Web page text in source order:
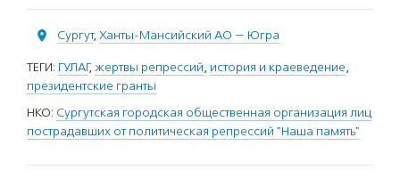
Сургут, Ханты-Мансийский АО — Югра
ТЕГИ: ГУЛАГ, жертвы репрессий, история и краеведение,
президентские гранты
НКО: Сургутская городская общественная организация лиц
пострадавших от политическая репрессий "Наша память"